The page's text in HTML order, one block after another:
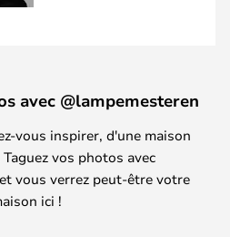
avec @lampemesteren
vous inspirer, d'une maison
vos photos avec
vous verrez peut-être votre
ici !